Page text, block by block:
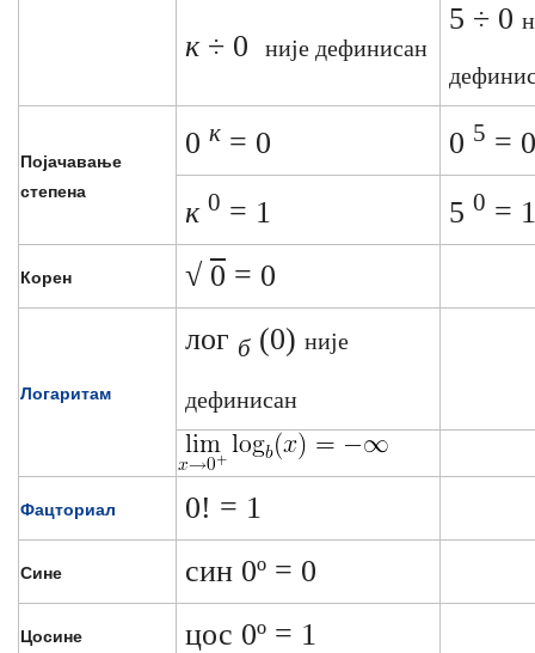
к÷ 0 није дефинисан
5 ÷ 0
Појачавање
степена
0 к = 0 0 5 = 0
к 0 = 1 5 0 = 1
Корен √ 0 = 0
Логаритам
лог б (0) није
дефинисан
Фацториал 0! = 1
Сине син 0º = 0
Цосине цос 0º = 1